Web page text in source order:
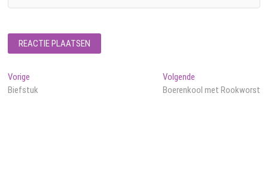
Bericht
navigatie
Vorige
bericht:
Biefstuk
VolgendeVolgend
bericht:
Boerenkool met Rookworst